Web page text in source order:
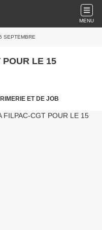
MENU
SEPTEMBRE
LE 15
ET DE JOB